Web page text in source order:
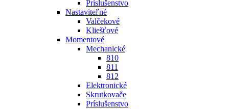
Príslušenstvo
Nastaviteľné
Valčekové
Kliešťové
Momentové
Mechanické
810
811
812
Elektronické
Skrutkovače
Príslušenstvo